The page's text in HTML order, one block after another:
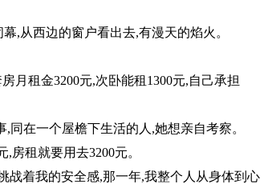
,从西边的窗户看出去,有漫天的焰火。
月租金3200元,次卧能租1300元,自己承担
在一个屋檐下生活的人,她想亲自考察。
房租就要用去3200元。
战着我的安全感,那一年,我整个人从身体到心